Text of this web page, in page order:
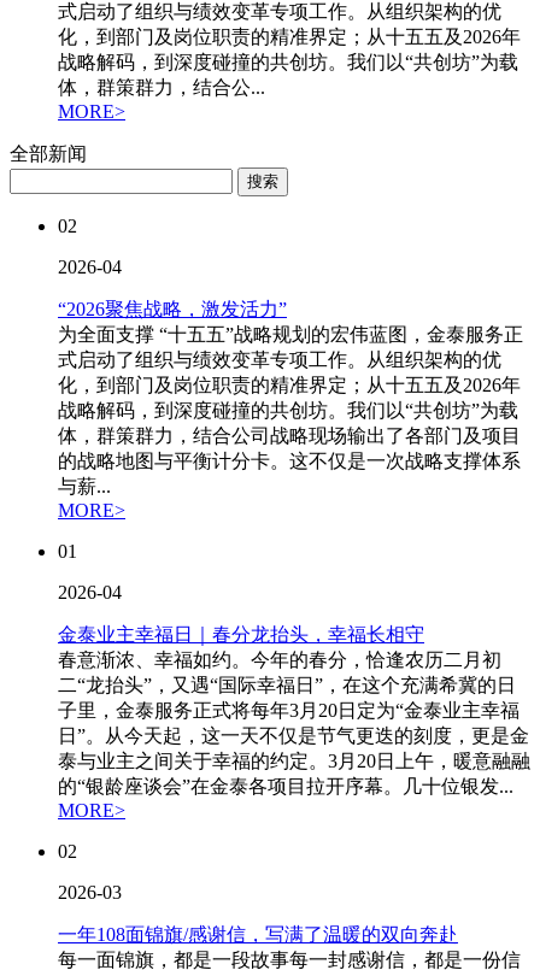
式启动了组织与绩效变革专项工作。从组织架构的优
化，到部门及岗位职责的精准界定；从十五五及2026年
战略解码，到深度碰撞的共创坊。我们以“共创坊”为载
体，群策群力，结合公...
MORE>
全部新闻
搜索
02
2026-04
“2026聚焦战略，激发活力”
为全面支撑 “十五五”战略规划的宏伟蓝图，金泰服务正
式启动了组织与绩效变革专项工作。从组织架构的优
化，到部门及岗位职责的精准界定；从十五五及2026年
战略解码，到深度碰撞的共创坊。我们以“共创坊”为载
体，群策群力，结合公司战略现场输出了各部门及项目
的战略地图与平衡计分卡。这不仅是一次战略支撑体系
与薪...
MORE>
01
2026-04
金泰业主幸福日｜春分龙抬头，幸福长相守
春意渐浓、幸福如约。今年的春分，恰逢农历二月初
二“龙抬头”，又遇“国际幸福日”，在这个充满希冀的日
子里，金泰服务正式将每年3月20日定为“金泰业主幸福
日”。从今天起，这一天不仅是节气更迭的刻度，更是金
泰与业主之间关于幸福的约定。3月20日上午，暖意融融
的“银龄座谈会”在金泰各项目拉开序幕。几十位银发...
MORE>
02
2026-03
一年108面锦旗/感谢信，写满了温暖的双向奔赴
每一面锦旗，都是一段故事每一封感谢信，都是一份信